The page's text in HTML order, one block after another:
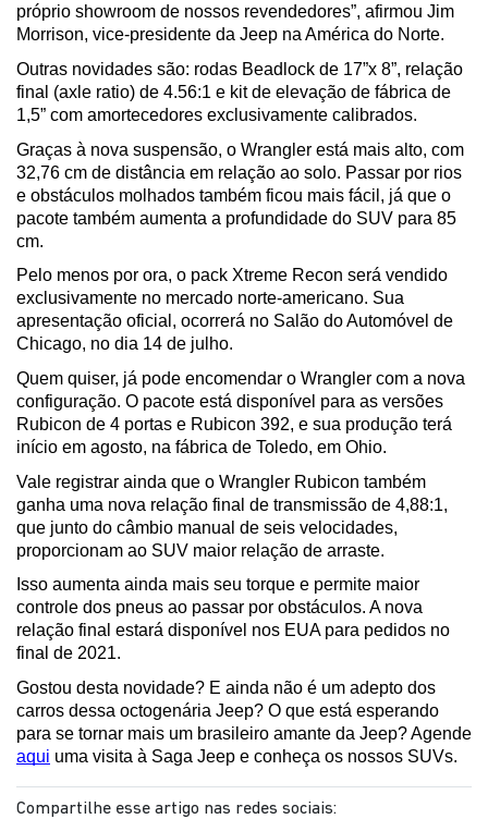
próprio showroom de nossos revendedores”, afirmou Jim
Morrison, vice-presidente da Jeep na América do Norte.
Outras novidades são: rodas Beadlock de 17”x 8”, relação
final (axle ratio) de 4.56:1 e kit de elevação de fábrica de
1,5” com amortecedores exclusivamente calibrados.
Graças à nova suspensão, o Wrangler está mais alto, com
32,76 cm de distância em relação ao solo. Passar por rios
e obstáculos molhados também ficou mais fácil, já que o
pacote também aumenta a profundidade do SUV para 85
cm.
Pelo menos por ora, o pack Xtreme Recon será vendido
exclusivamente no mercado norte-americano. Sua
apresentação oficial, ocorrerá no Salão do Automóvel de
Chicago, no dia 14 de julho.
Quem quiser, já pode encomendar o Wrangler com a nova
configuração. O pacote está disponível para as versões
Rubicon de 4 portas e Rubicon 392, e sua produção terá
início em agosto, na fábrica de Toledo, em Ohio.
Vale registrar ainda que o Wrangler Rubicon também
ganha uma nova relação final de transmissão de 4,88:1,
que junto do câmbio manual de seis velocidades,
proporcionam ao SUV maior relação de arraste.
Isso aumenta ainda mais seu torque e permite maior
controle dos pneus ao passar por obstáculos. A nova
relação final estará disponível nos EUA para pedidos no
final de 2021.
Gostou desta novidade? E ainda não é um adepto dos
carros dessa octogenária Jeep? O que está esperando
aqui uma visita à Saga Jeep e conheça os nossos SUVs.
Compartilhe esse artigo nas redes sociais: